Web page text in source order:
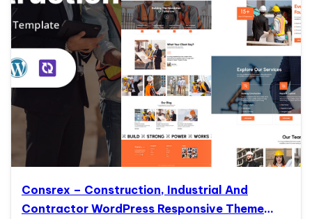
Consrex – Construction, Industrial And
Contractor WordPress Responsive Theme